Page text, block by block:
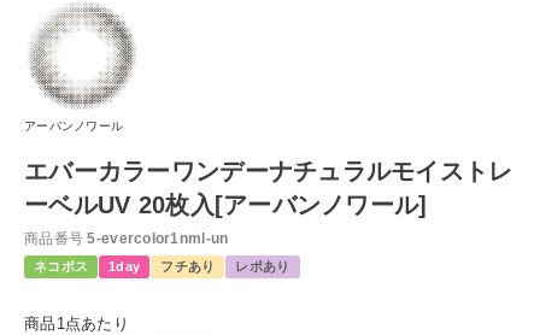
アーバンノワール
エバーカラーワンデーナチュラルモイストレ
ーベルUV 20枚入[アーバンノワール]
商品番号 5-evercolor1nml-un
ネコポス 1day フチあり レポあり
商品1点あたり